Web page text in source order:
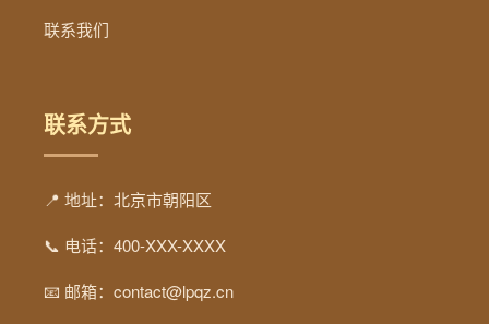
联系我们
联系方式
📍 地址：北京市朝阳区
📞 电话：400-XXX-XXXX
📧 邮箱：contact@lpqz.cn